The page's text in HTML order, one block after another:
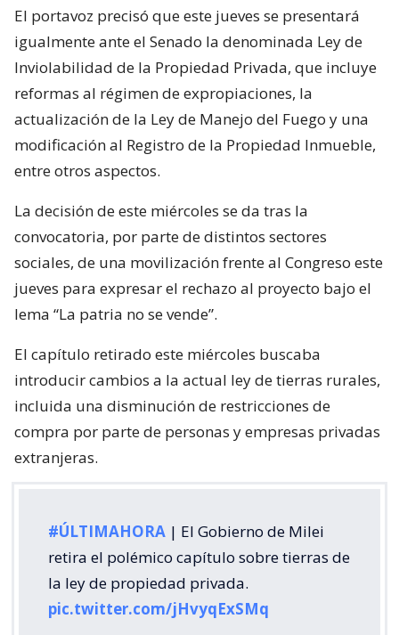
El portavoz precisó que este jueves se presentará
igualmente ante el Senado la denominada Ley de
Inviolabilidad de la Propiedad Privada, que incluye
reformas al régimen de expropiaciones, la
actualización de la Ley de Manejo del Fuego y una
modificación al Registro de la Propiedad Inmueble,
entre otros aspectos.
La decisión de este miércoles se da tras la
convocatoria, por parte de distintos sectores
sociales, de una movilización frente al Congreso este
jueves para expresar el rechazo al proyecto bajo el
lema “La patria no se vende”.
El capítulo retirado este miércoles buscaba
introducir cambios a la actual ley de tierras rurales,
incluida una disminución de restricciones de
compra por parte de personas y empresas privadas
extranjeras.
#ÚLTIMAHORA | El Gobierno de Milei
retira el polémico capítulo sobre tierras de
la ley de propiedad privada.
pic.twitter.com/jHvyqExSMq